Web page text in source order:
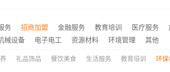
嘉兴美居乐：新房装修透明报价联系电话
务 招商加盟 金融服务 教育培训 医疗服务
械设备 电子电工 资源材料 环境管理 其他
礼品饰品 餐饮美食 生活服务 教育培训 环保